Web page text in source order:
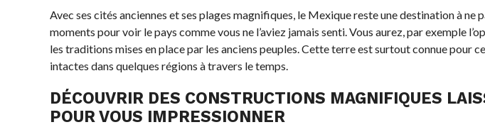
Avec ses cités anciennes et ses plages magnifiques, le Mexique reste une destination à ne
moments pour voir le pays comme vous ne l’aviez jamais senti. Vous aurez, par exemple
les traditions mises en place par les anciens peuples. Cette terre est surtout connue pour
intactes dans quelques régions à travers le temps.
DÉCOUVRIR DES CONSTRUCTIONS MAGNIFIQUES
POUR VOUS IMPRESSIONNER